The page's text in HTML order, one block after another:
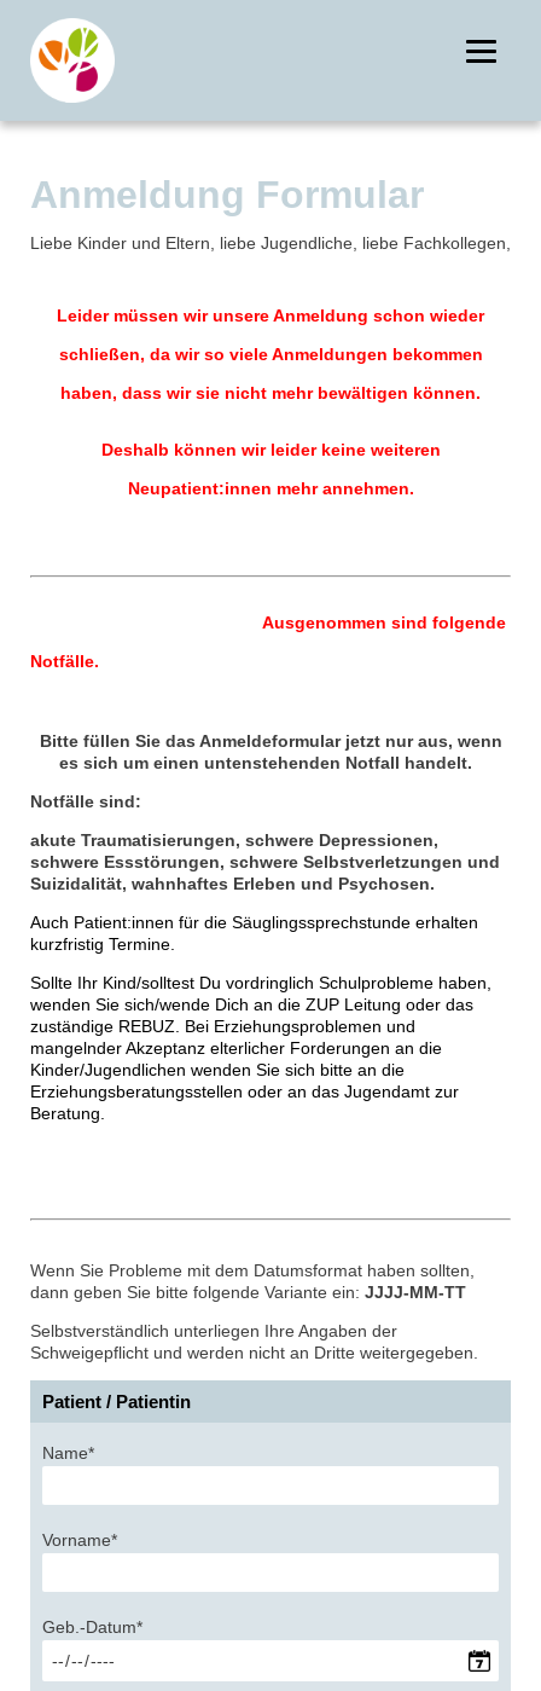
Anmeldung Formular
Liebe Kinder und Eltern, liebe Jugendliche, liebe Fachkollegen,
Leider müssen wir unsere Anmeldung schon wieder
schließen, da wir so viele Anmeldungen bekommen
haben, dass wir sie nicht mehr bewältigen können.
Deshalb können wir leider keine weiteren
Neupatient:innen mehr annehmen.
Ausgenommen sind folgende
Notfälle.
Bitte füllen Sie das Anmeldeformular jetzt nur aus, wenn
es sich um einen untenstehenden Notfall handelt.
Notfälle sind:
akute Traumatisierungen, schwere Depressionen,
schwere Essstörungen, schwere Selbstverletzungen und
Suizidalität, wahnhaftes Erleben und Psychosen.
Auch Patient:innen für die Säuglingssprechstunde erhalten
kurzfristig Termine.
Sollte Ihr Kind/solltest Du vordringlich Schulprobleme haben,
wenden Sie sich/wende Dich an die ZUP Leitung oder das
zuständige REBUZ. Bei Erziehungsproblemen und
mangelnder Akzeptanz elterlicher Forderungen an die
Kinder/Jugendlichen wenden Sie sich bitte an die
Erziehungsberatungsstellen oder an das Jugendamt zur
Beratung.
Wenn Sie Probleme mit dem Datumsformat haben sollten,
dann geben Sie bitte folgende Variante ein: JJJJ-MM-TT
Selbstverständlich unterliegen Ihre Angaben der
Schweigepflicht und werden nicht an Dritte weitergegeben.
Patient / Patientin
Name*
Vorname*
Geb.-Datum*